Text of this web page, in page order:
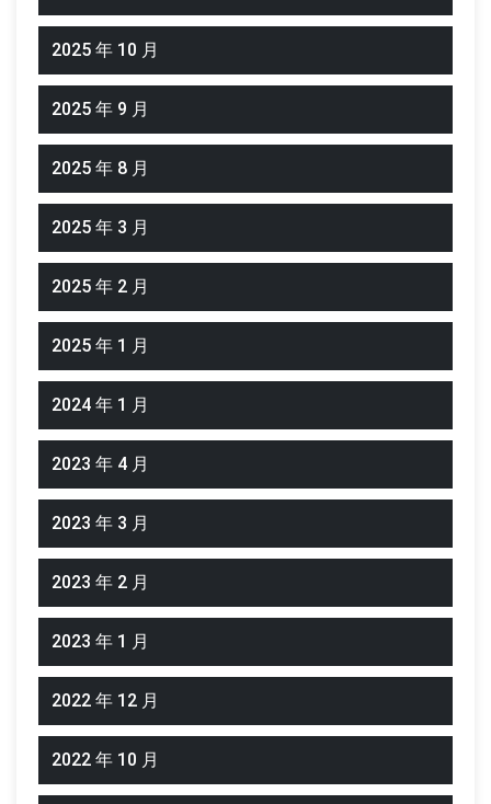
2025 年 10 月
2025 年 9 月
2025 年 8 月
2025 年 3 月
2025 年 2 月
2025 年 1 月
2024 年 1 月
2023 年 4 月
2023 年 3 月
2023 年 2 月
2023 年 1 月
2022 年 12 月
2022 年 10 月